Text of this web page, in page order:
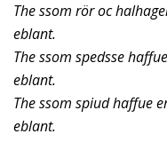
The ssom rör oc
eblant.
The ssom spedsse
The ssom spiud haffue